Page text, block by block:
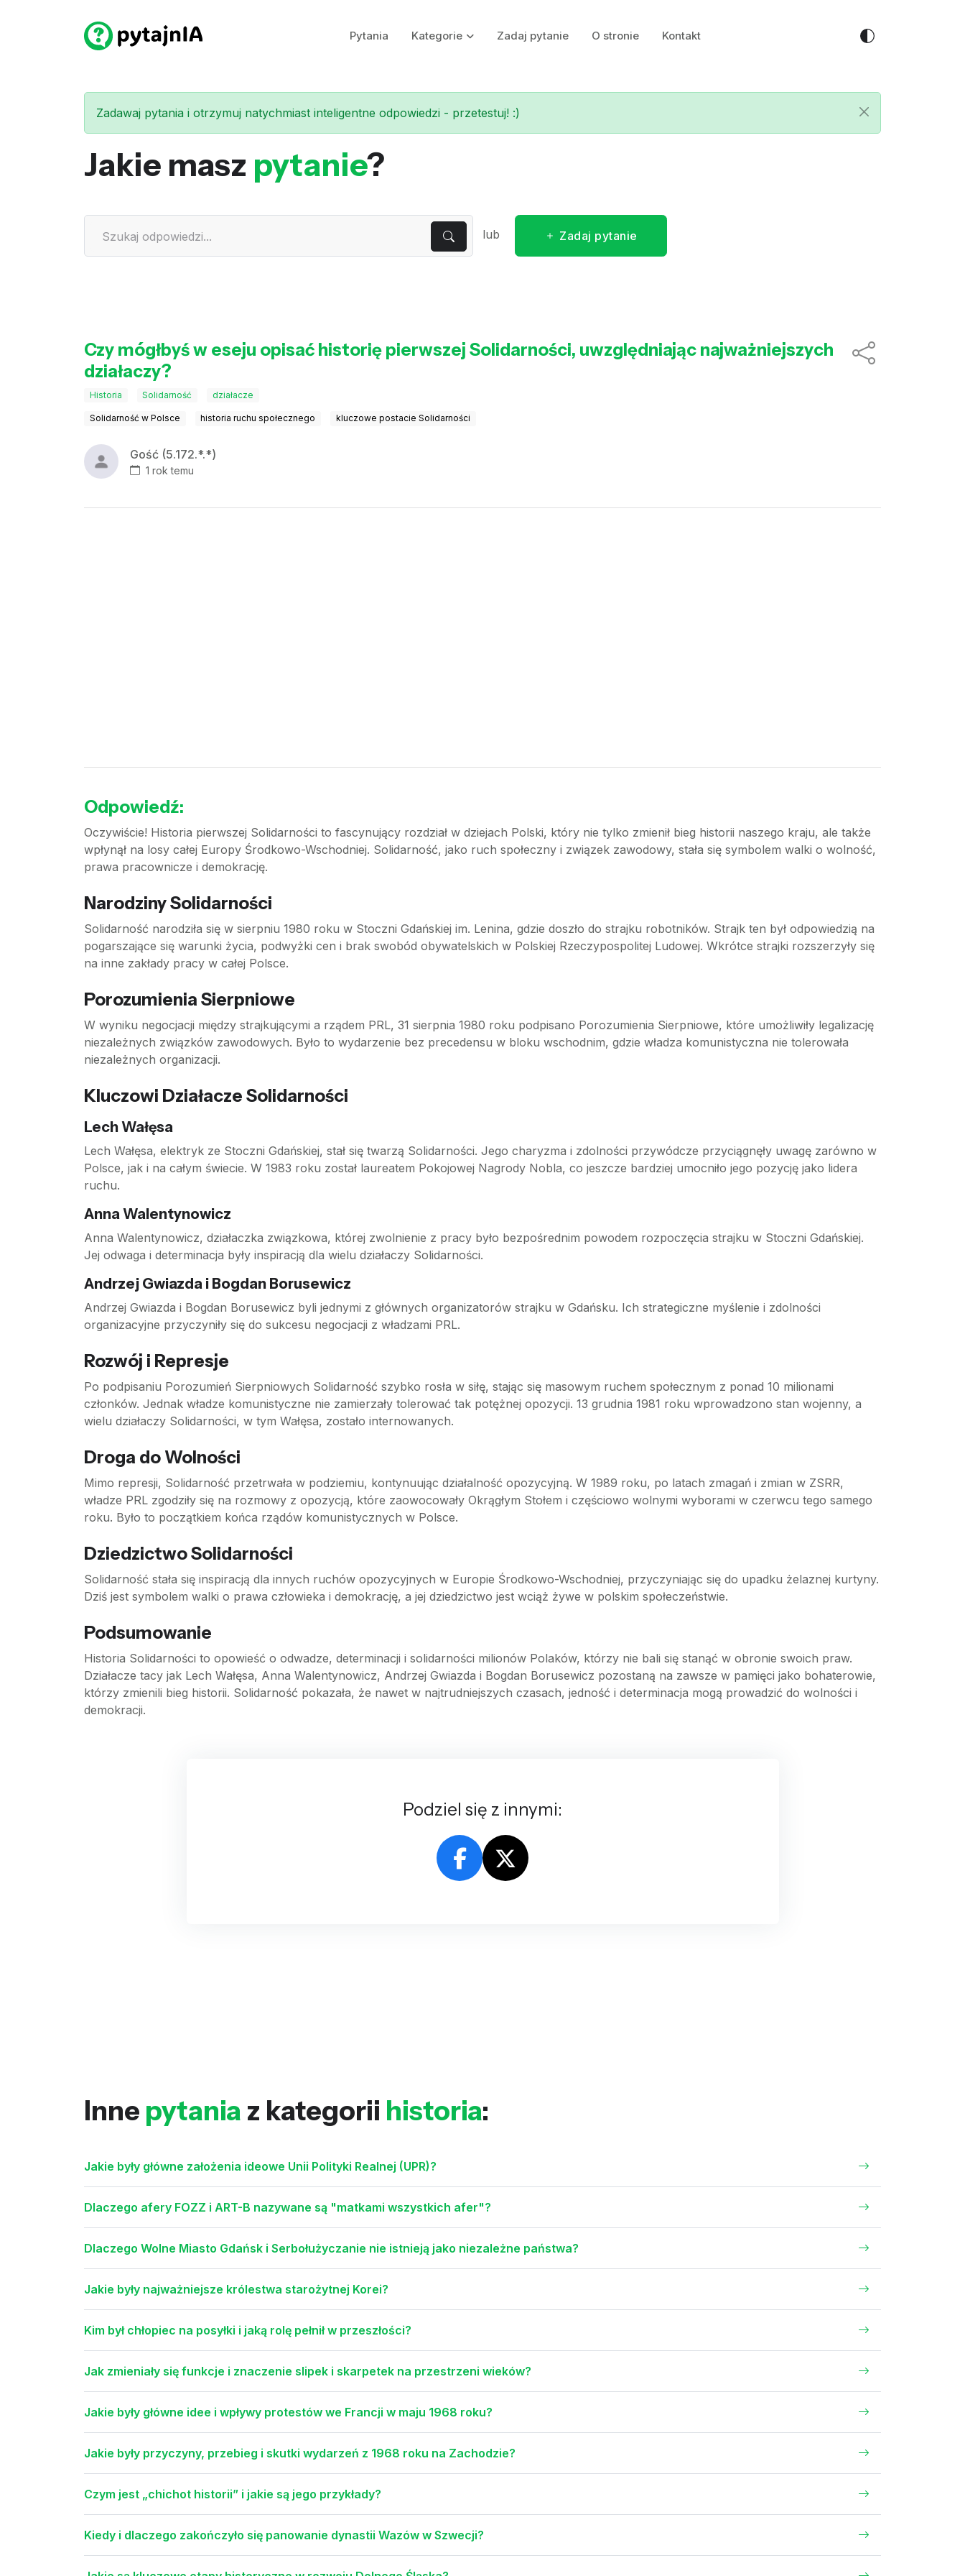
Pytania Kategorie Zadaj pytanie O stronie Kontakt
Zadawaj pytania i otrzymuj natychmiast inteligentne odpowiedzi - przetestuj! :)
Jakie masz pytanie?
lub Zadaj pytanie
Czy mógłbyś w eseju opisać historię pierwszej Solidarności, uwzględniając najważniejszych
działaczy?
Historia Solidarność działacze
Solidarność w Polsce historia ruchu społecznego kluczowe postacie Solidarności
Gość (5.172.*.*)
1 rok temu
Odpowiedź:
Oczywiście! Historia pierwszej Solidarności to fascynujący rozdział w dziejach Polski, który nie tylko zmienił bieg historii naszego kraju, ale także
wpłynął na losy całej Europy Środkowo-Wschodniej. Solidarność, jako ruch społeczny i związek zawodowy, stała się symbolem walki o wolność,
prawa pracownicze i demokrację.
Narodziny Solidarności
Solidarność narodziła się w sierpniu 1980 roku w Stoczni Gdańskiej im. Lenina, gdzie doszło do strajku robotników. Strajk ten był odpowiedzią na
pogarszające się warunki życia, podwyżki cen i brak swobód obywatelskich w Polskiej Rzeczypospolitej Ludowej. Wkrótce strajki rozszerzyły się
na inne zakłady pracy w całej Polsce.
Porozumienia Sierpniowe
W wyniku negocjacji między strajkującymi a rządem PRL, 31 sierpnia 1980 roku podpisano Porozumienia Sierpniowe, które umożliwiły legalizację
niezależnych związków zawodowych. Było to wydarzenie bez precedensu w bloku wschodnim, gdzie władza komunistyczna nie tolerowała
niezależnych organizacji.
Kluczowi Działacze Solidarności
Lech Wałęsa
Lech Wałęsa, elektryk ze Stoczni Gdańskiej, stał się twarzą Solidarności. Jego charyzma i zdolności przywódcze przyciągnęły uwagę zarówno w
Polsce, jak i na całym świecie. W 1983 roku został laureatem Pokojowej Nagrody Nobla, co jeszcze bardziej umocniło jego pozycję jako lidera
ruchu.
Anna Walentynowicz
Anna Walentynowicz, działaczka związkowa, której zwolnienie z pracy było bezpośrednim powodem rozpoczęcia strajku w Stoczni Gdańskiej.
Jej odwaga i determinacja były inspiracją dla wielu działaczy Solidarności.
Andrzej Gwiazda i Bogdan Borusewicz
Andrzej Gwiazda i Bogdan Borusewicz byli jednymi z głównych organizatorów strajku w Gdańsku. Ich strategiczne myślenie i zdolności
organizacyjne przyczyniły się do sukcesu negocjacji z władzami PRL.
Rozwój i Represje
Po podpisaniu Porozumień Sierpniowych Solidarność szybko rosła w siłę, stając się masowym ruchem społecznym z ponad 10 milionami
członków. Jednak władze komunistyczne nie zamierzały tolerować tak potężnej opozycji. 13 grudnia 1981 roku wprowadzono stan wojenny, a
wielu działaczy Solidarności, w tym Wałęsa, zostało internowanych.
Droga do Wolności
Mimo represji, Solidarność przetrwała w podziemiu, kontynuując działalność opozycyjną. W 1989 roku, po latach zmagań i zmian w ZSRR,
władze PRL zgodziły się na rozmowy z opozycją, które zaowocowały Okrągłym Stołem i częściowo wolnymi wyborami w czerwcu tego samego
roku. Było to początkiem końca rządów komunistycznych w Polsce.
Dziedzictwo Solidarności
Solidarność stała się inspiracją dla innych ruchów opozycyjnych w Europie Środkowo-Wschodniej, przyczyniając się do upadku żelaznej kurtyny.
Dziś jest symbolem walki o prawa człowieka i demokrację, a jej dziedzictwo jest wciąż żywe w polskim społeczeństwie.
Podsumowanie
Historia Solidarności to opowieść o odwadze, determinacji i solidarności milionów Polaków, którzy nie bali się stanąć w obronie swoich praw.
Działacze tacy jak Lech Wałęsa, Anna Walentynowicz, Andrzej Gwiazda i Bogdan Borusewicz pozostaną na zawsze w pamięci jako bohaterowie,
którzy zmienili bieg historii. Solidarność pokazała, że nawet w najtrudniejszych czasach, jedność i determinacja mogą prowadzić do wolności i
demokracji.
Podziel się z innymi:
Inne pytania z kategorii historia:
Jakie były główne założenia ideowe Unii Polityki Realnej (UPR)?
Dlaczego afery FOZZ i ART-B nazywane są "matkami wszystkich afer"?
Dlaczego Wolne Miasto Gdańsk i Serbołużyczanie nie istnieją jako niezależne państwa?
Jakie były najważniejsze królestwa starożytnej Korei?
Kim był chłopiec na posyłki i jaką rolę pełnił w przeszłości?
Jak zmieniały się funkcje i znaczenie slipek i skarpetek na przestrzeni wieków?
Jakie były główne idee i wpływy protestów we Francji w maju 1968 roku?
Jakie były przyczyny, przebieg i skutki wydarzeń z 1968 roku na Zachodzie?
Czym jest „chichot historii” i jakie są jego przykłady?
Kiedy i dlaczego zakończyło się panowanie dynastii Wazów w Szwecji?